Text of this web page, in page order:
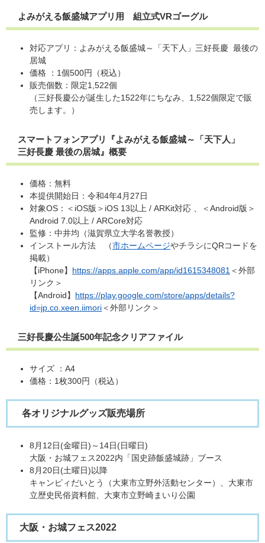
よみがえる飯盛城アプリ用 組立式VRゴーグル
対応アプリ：よみがえる飯盛城～「天下人」三好長慶 最後の
居城
価格 ：1個500円（税込）
販売個数：限定1,522個
（三好長慶公が誕生した1522年にちなみ、1,522個限定で販
売します。）
スマートフォンアプリ『よみがえる飯盛城～「天下人」
三好長慶 最後の居城』概要
価格：無料
本提供開始日：令和4年4月27日
対象OS：＜iOS版＞iOS 13以上 / ARKit対応 、＜Android版＞
Android 7.0以上 / ARCore対応
監修：中井均（滋賀県立大学名誉教授）
インストール方法 （市ホームページやチラシにQRコードを
掲載）
【iPhone】 https://apps.apple.com/app/id1615348081 ＜外部
リンク＞
【Android】 https://play.google.com/store/apps/details?
id=jp.co.xeen.iimori＜外部リンク＞
三好長慶公生誕500年記念クリアファイル
サイズ ：A4
価格：1枚300円（税込）
各オリジナルグッズ販売場所
8月12日(金曜日)～14日(日曜日)
大阪・お城フェス2022内「国史跡飯盛城跡」ブース
8月20日(土曜日)以降
キャンピィだいとう（大東市立野外活動センター）、大東市
立歴史民俗資料館、大東市立野崎まいり公園
大阪・お城フェス2022